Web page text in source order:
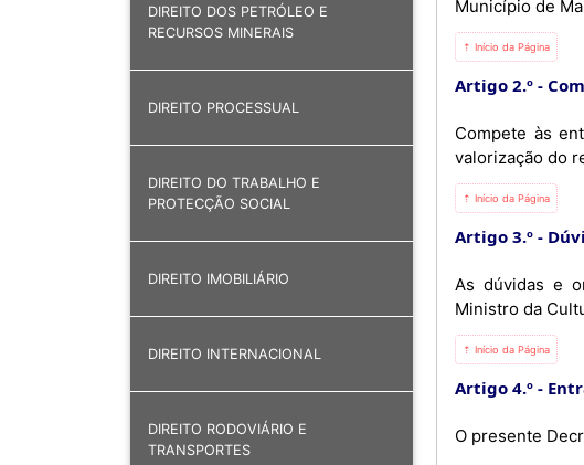
DIREITO DOS PETRÓLEO E
RECURSOS MINERAIS
DIREITO PROCESSUAL
DIREITO DO TRABALHO E
PROTECÇÃO SOCIAL
DIREITO IMOBILIÁRIO
DIREITO INTERNACIONAL
DIREITO RODOVIÁRIO E
TRANSPORTES
Município de
⇡ Início da Página
Artigo 2.º
Compete às
valorização do
⇡ Início da Página
Artigo 3.º
As dúvidas e
Ministro da
⇡ Início da Página
Artigo 4.º
O presente